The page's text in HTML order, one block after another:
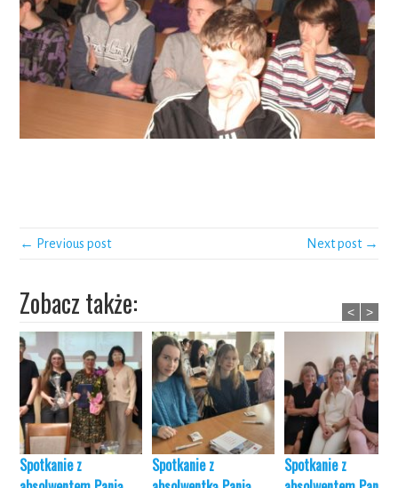
← Previous post Next post →
Zobacz także:
Spotkanie z
Spotkanie z
Spotkanie z
< >